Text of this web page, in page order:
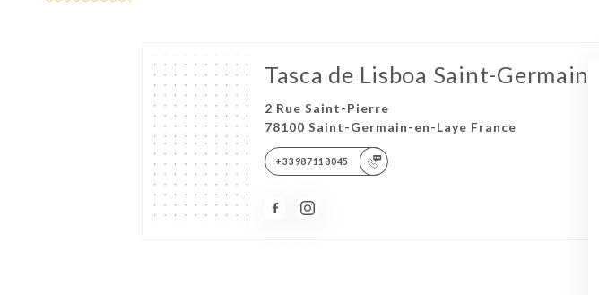
Tasca de Lisboa Saint-Germain
2 Rue Saint-Pierre
78100 Saint-Germain-en-Laye France
+33987118045